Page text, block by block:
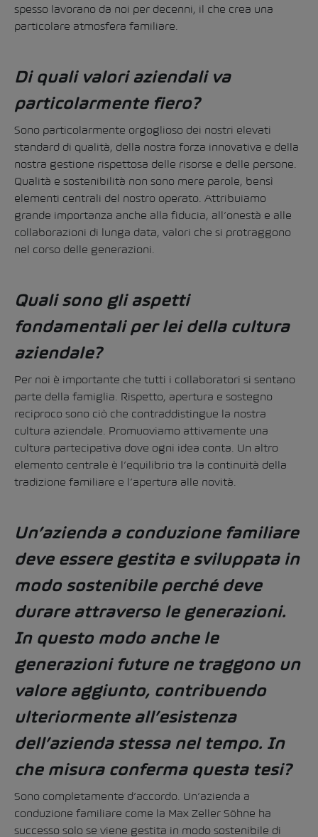
spesso lavorano da noi per decenni, il che crea una
particolare atmosfera familiare.
Di quali valori aziendali va
particolarmente fiero?
Sono particolarmente orgoglioso dei nostri elevati
standard di qualità, della nostra forza innovativa e della
nostra gestione rispettosa delle risorse e delle persone.
Qualità e sostenibilità non sono mere parole, bensì
elementi centrali del nostro operato. Attribuiamo
grande importanza anche alla fiducia, all’onestà e alle
collaborazioni di lunga data, valori che si protraggono
nel corso delle generazioni.
Quali sono gli aspetti
fondamentali per lei della cultura
aziendale?
Per noi è importante che tutti i collaboratori si sentano
parte della famiglia. Rispetto, apertura e sostegno
reciproco sono ciò che contraddistingue la nostra
cultura aziendale. Promuoviamo attivamente una
cultura partecipativa dove ogni idea conta. Un altro
elemento centrale è l’equilibrio tra la continuità della
tradizione familiare e l’apertura alle novità.
Un’azienda a conduzione familiare
deve essere gestita e sviluppata in
modo sostenibile perché deve
durare attraverso le generazioni.
In questo modo anche le
generazioni future ne traggono un
valore aggiunto, contribuendo
ulteriormente all’esistenza
dell’azienda stessa nel tempo. In
che misura conferma questa tesi?
Sono completamente d’accordo. Un’azienda a
conduzione familiare come la Max Zeller Söhne ha
successo solo se viene gestita in modo sostenibile di